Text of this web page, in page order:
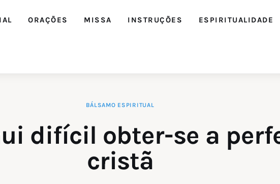
ORAÇÕES MISSA INSTRUÇÕES ESPIRITUALIDADE
BÁLSAMO ESPIRITUAL
difícil obter-se a
cristã